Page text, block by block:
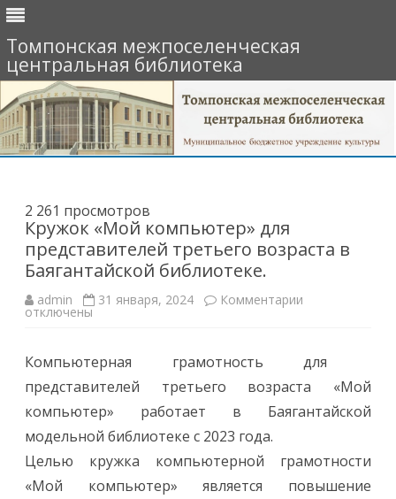
Томпонская межпоселенческая
центральная библиотека
2 261 просмотров
Кружок «Мой компьютер» для
представителей третьего возраста в
Баягантайской библиотеке.
admin 31 января, 2024 Комментарии
для
третьего
возраста
в
Баягантайской
отключены
Компьютерная грамотность для
представителей третьего возраста «Мой
компьютер» работает в Баягантайской
модельной библиотеке с 2023 года.
Целью кружка компьютерной грамотности
«Мой компьютер» является повышение